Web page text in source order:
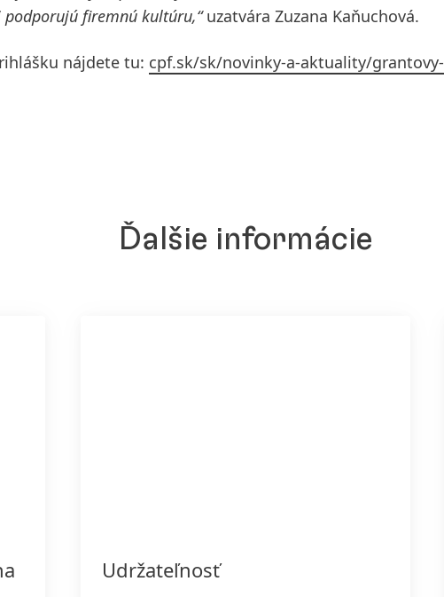
firemnú kultúru,“uzatvára Zuzana Kaňuchová.
nájdete tu: cpf.sk/sk/novinky-a-aktuality/grantovy-
Ďalšie informácie
Udržateľnosť